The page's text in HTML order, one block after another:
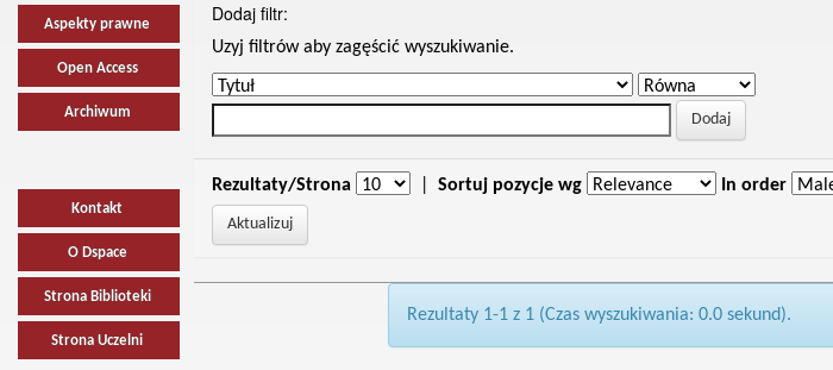
Aspekty prawne
Open Access
Archiwum
Kontakt
O Dspace
Strona Biblioteki
Strona Uczelni
Dodaj filtr:
Uzyj filtrów aby zagęścić wyszukiwanie.
Rezultaty/Strona Sortuj pozycje wg In order
Rezultaty 1-1 z 1 (Czas wyszukiwania: 0.0 sekund).